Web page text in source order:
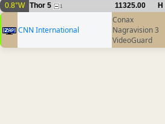
0.8°W Thor 5 1 11325.00 H
CNN International
Conax
Nagravision 3
VideoGuard